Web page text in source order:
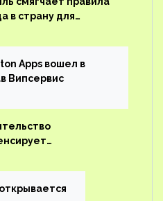
в страну для
Apps вошел в
Випсервис
россиян из-за рубежа